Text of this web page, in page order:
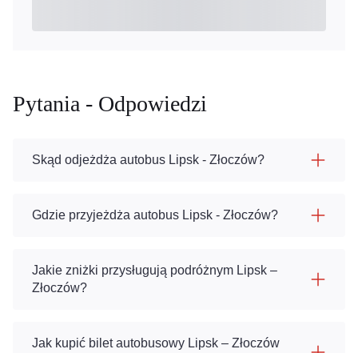
Pytania - Odpowiedzi
Skąd odjeżdża autobus Lipsk - Złoczów?
Gdzie przyjeżdża autobus Lipsk - Złoczów?
Jakie zniżki przysługują podróżnym Lipsk –
Złoczów?
Jak kupić bilet autobusowy Lipsk – Złoczów